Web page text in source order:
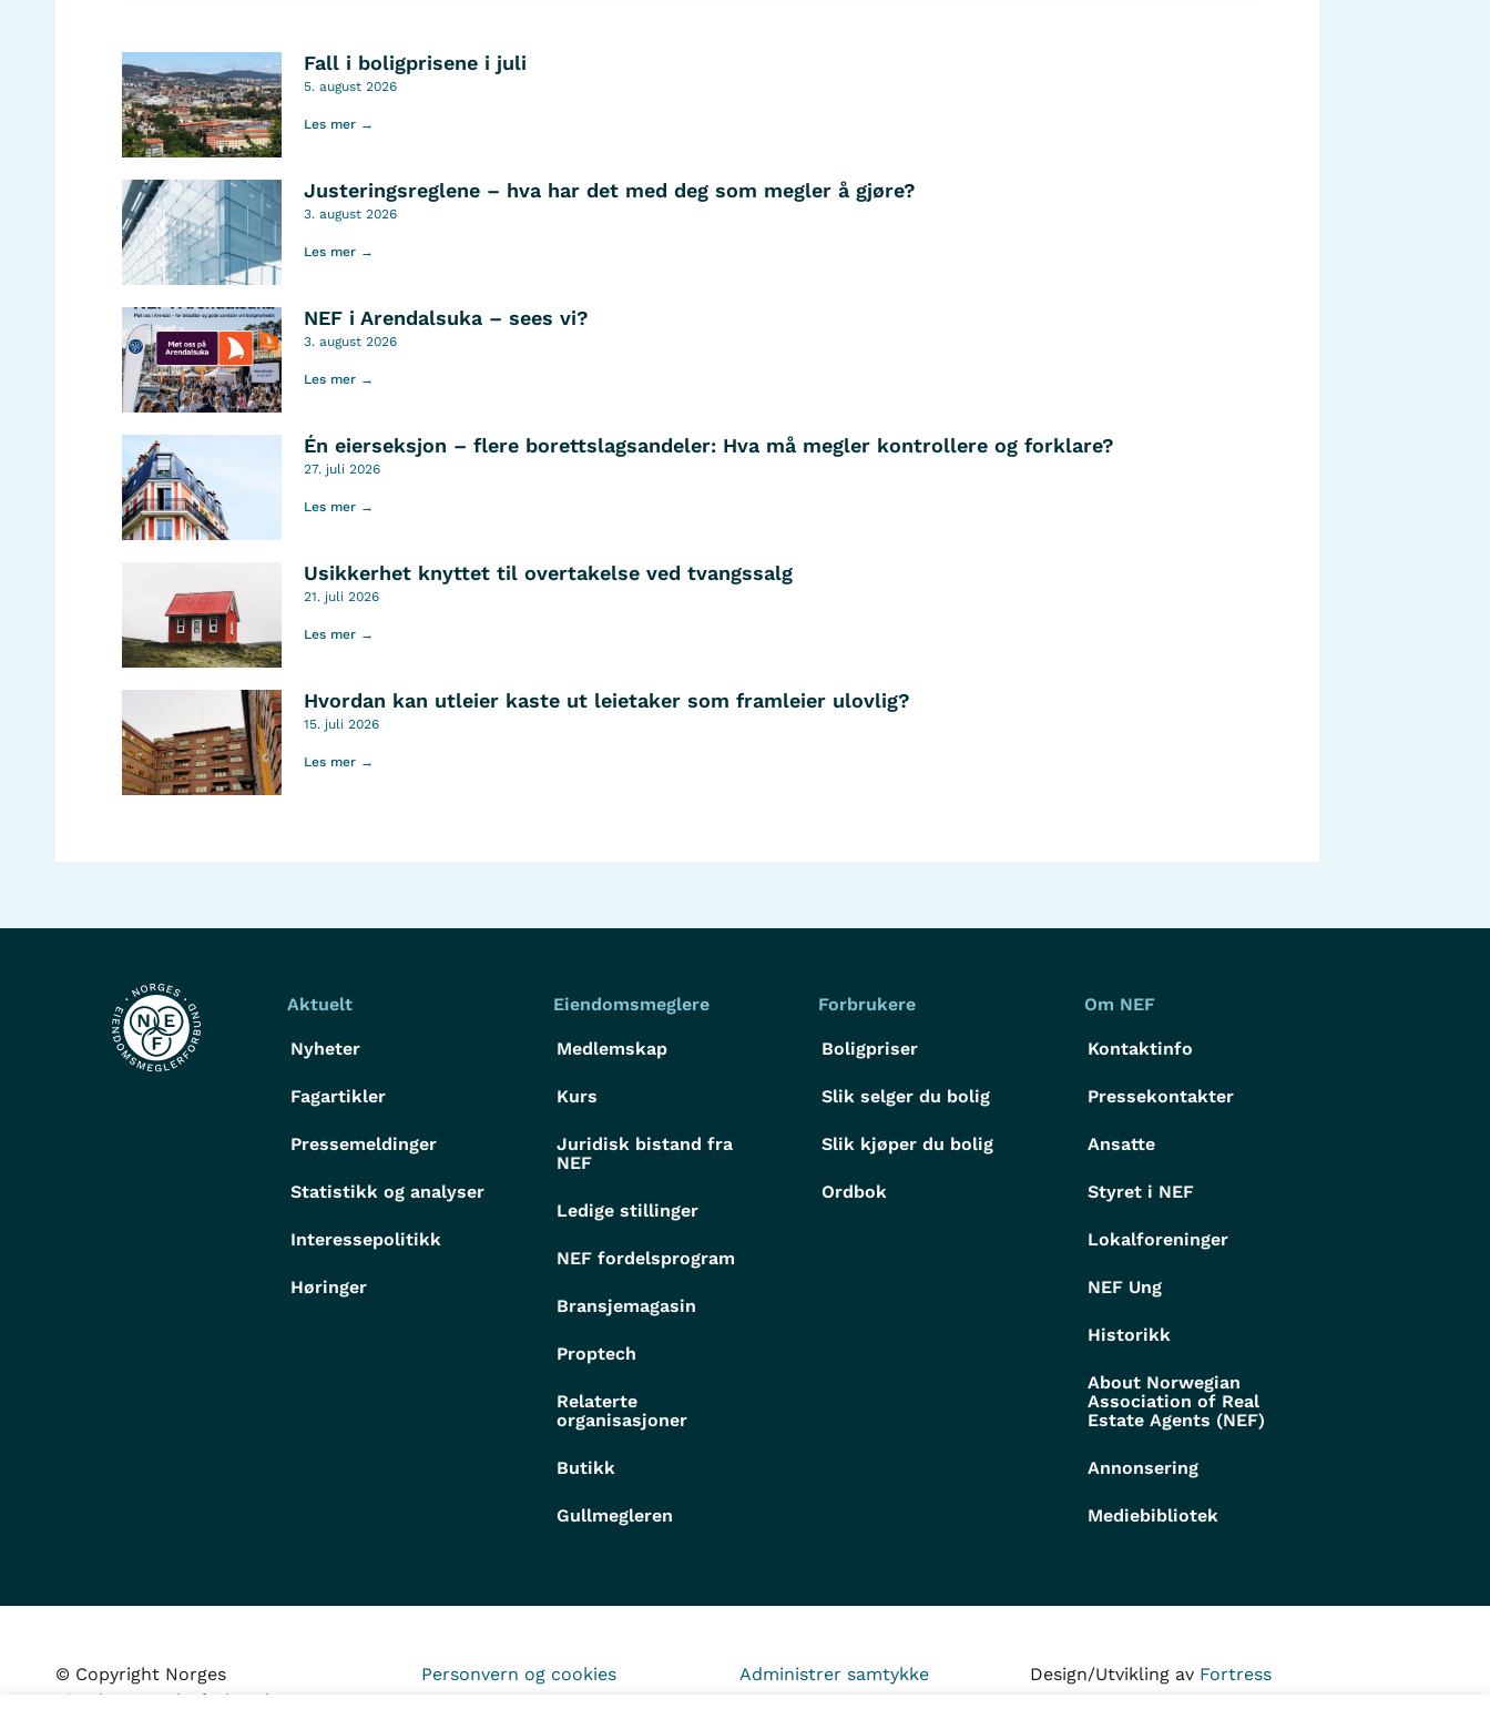
Fall i boligprisene i juli
5. august 2026
Les mer →
Justeringsreglene – hva har det med deg som megler å gjøre?
3. august 2026
Les mer →
NEF i Arendalsuka – sees vi?
3. august 2026
Les mer →
Én eierseksjon – flere borettslagsandeler: Hva må megler kontrollere og forklare?
27. juli 2026
Les mer →
Usikkerhet knyttet til overtakelse ved tvangssalg
21. juli 2026
Les mer →
Hvordan kan utleier kaste ut leietaker som framleier ulovlig?
15. juli 2026
Les mer →
Aktuelt
Nyheter
Fagartikler
Pressemeldinger
Statistikk og analyser
Interessepolitikk
Høringer
Eiendomsmeglere
Medlemskap
Kurs
Juridisk bistand fra
NEF
Ledige stillinger
NEF fordelsprogram
Bransjemagasin
Proptech
Relaterte
organisasjoner
Butikk
Gullmegleren
Forbrukere
Boligpriser
Slik selger du bolig
Slik kjøper du bolig
Ordbok
Om NEF
Kontaktinfo
Pressekontakter
Ansatte
Styret i NEF
Lokalforeninger
NEF Ung
Historikk
About Norwegian
Association of Real
Estate Agents (NEF)
Annonsering
Mediebibliotek
© Copyright Norges
Eiendomsmeglerforbund
Personvern og cookies Administrer samtykke Design/Utvikling av Fortress